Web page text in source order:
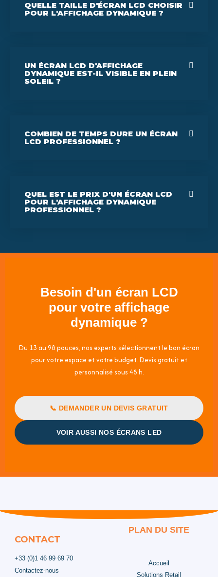
QUELLE TAILLE D'ÉCRAN LCD CHOISIR
POUR L'AFFICHAGE DYNAMIQUE ?
UN ÉCRAN LCD D'AFFICHAGE
DYNAMIQUE EST-IL VISIBLE EN PLEIN
SOLEIL ?
COMBIEN DE TEMPS DURE UN ÉCRAN
LCD PROFESSIONNEL ?
QUEL EST LE PRIX D'UN ÉCRAN LCD
POUR L'AFFICHAGE DYNAMIQUE
PROFESSIONNEL ?
Besoin d'un écran LCD
pour votre affichage
dynamique ?
Du 13 au 98 pouces, nos experts sélectionnent le bon écran
pour votre espace et votre budget. Devis gratuit et
personnalisé sous 48 h.
📞 DEMANDER UN DEVIS GRATUIT
VOIR AUSSI NOS ÉCRANS LED
CONTACT
+33 (0)1 46 99 69 70
Contactez-nous
PLAN DU SITE
Accueil
Solutions Retail